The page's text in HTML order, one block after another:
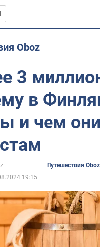
Oboz
3
в
и чем
Путешествия Oboz
19:15